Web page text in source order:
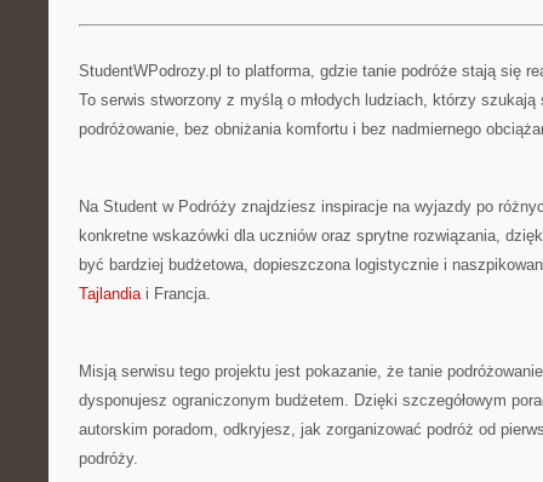
StudentWPodrozy.pl to platforma, gdzie tanie podróże stają się
To serwis stworzony z myślą o młodych ludziach, którzy szukają
podróżowanie, bez obniżania komfortu i bez nadmiernego
Na Student w Podróży znajdziesz inspiracje na wyjazdy po
konkretne wskazówki dla uczniów oraz sprytne rozwiązania,
być bardziej budżetowa, dopieszczona logistycznie i
Tajlandiai Francja.
Misją serwisu tego projektu jest pokazanie, że tanie
dysponujesz ograniczonym budżetem. Dzięki szczegółowym
autorskim poradom, odkryjesz, jak zorganizować podróż od
podróży.